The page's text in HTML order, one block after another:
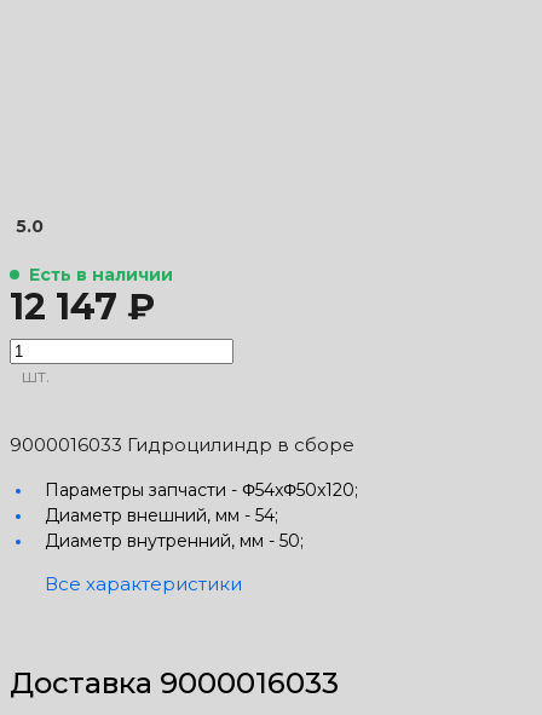
5.0
Есть в наличии
12 147 ₽
шт.
9000016033 Гидроцилиндр в сборе
Параметры запчасти - Φ54xΦ50x120;
Диаметр внешний, мм - 54;
Диаметр внутренний, мм - 50;
Все характеристики
Доставка 9000016033